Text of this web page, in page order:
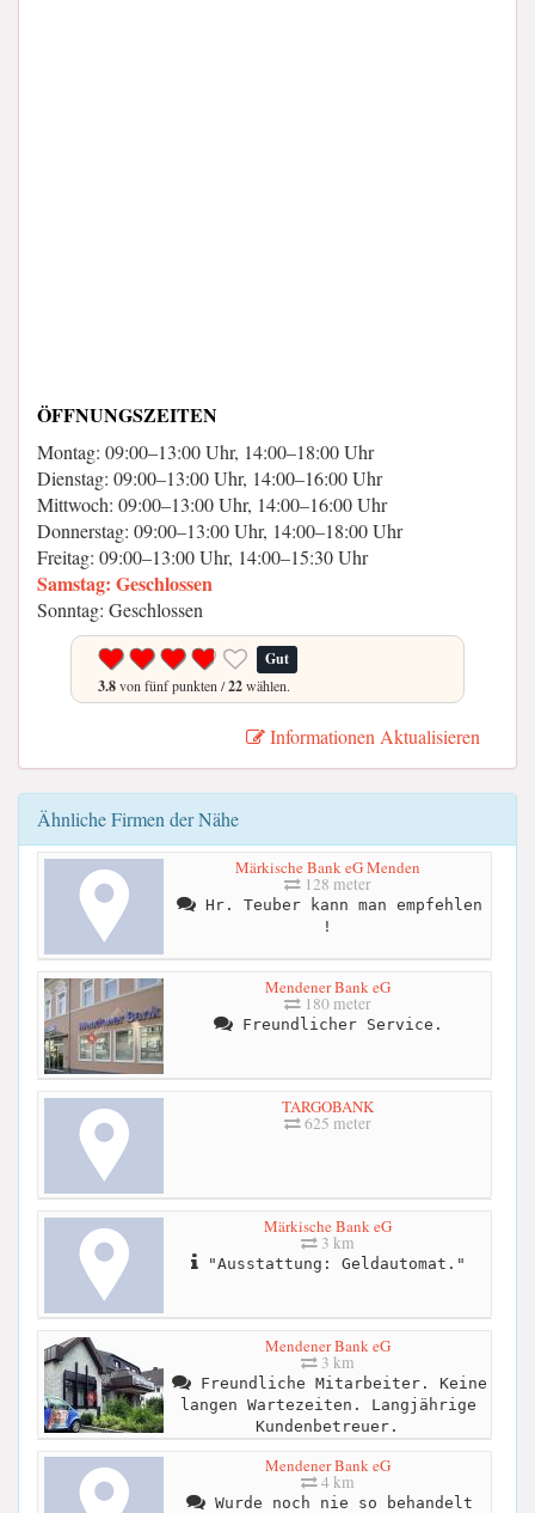
ÖFFNUNGSZEITEN
Montag: 09:00–13:00 Uhr, 14:00–18:00 Uhr
Dienstag: 09:00–13:00 Uhr, 14:00–16:00 Uhr
Mittwoch: 09:00–13:00 Uhr, 14:00–16:00 Uhr
Donnerstag: 09:00–13:00 Uhr, 14:00–18:00 Uhr
Freitag: 09:00–13:00 Uhr, 14:00–15:30 Uhr
Samstag: Geschlossen
Sonntag: Geschlossen
Gut
3.8von fünf punkten /22wählen.
Informationen Aktualisieren
Ähnliche Firmen der Nähe
Märkische Bank eG Menden
128 meter
Hr. Teuber kann man empfehlen
!
Mendener Bank eG
180 meter
Freundlicher Service.
TARGOBANK
625 meter
Märkische Bank eG
3 km
"Ausstattung: Geldautomat."
Mendener Bank eG
3 km
Freundliche Mitarbeiter. Keine
langen Wartezeiten. Langjährige
Kundenbetreuer.
Mendener Bank eG
4 km
Wurde noch nie so behandelt